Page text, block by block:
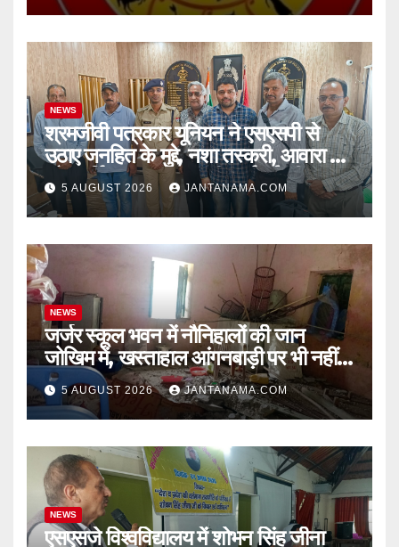
NEWS
श्रमजीवी पत्रकार यूनियन ने एसएसपी से
उठाए जनहित के मुद्दे, नशा तस्करी, आवारा पशु
और पार्किंग व्यवस्था पर की कार्रवाई की मांग
5 AUGUST 2026 JANTANAMA.COM
NEWS
जर्जर स्कूल भवन में नौनिहालों की जान
जोखिम में, खस्ताहाल आंगनबाड़ी पर भी नहीं
जागा प्रशासन
5 AUGUST 2026 JANTANAMA.COM
NEWS
एसएसजे विश्वविद्यालय में शोभन सिंह जीना